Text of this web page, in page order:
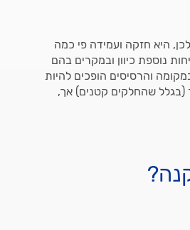
היא חזקה ועמידה פי כמה
נוספת כיוון ובמקרים בהם
והרסיסים הופכים להיות
(בגלל שהחלקים קטנים) אך,